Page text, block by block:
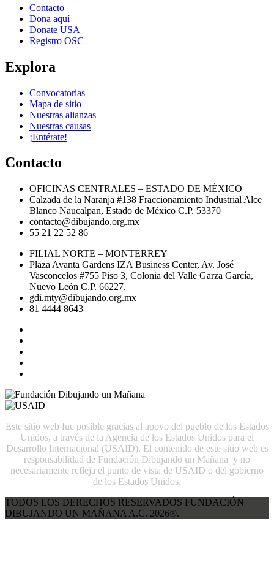
Contacto
Dona aquí
Donate USA
Registro OSC
Explora
Convocatorias
Mapa de sitio
Nuestras alianzas
Nuestras causas
¡Entérate!
Contacto
OFICINAS CENTRALES – ESTADO DE MÉXICO
Calzada de la Naranja #138 Fraccionamiento Industrial Alce
Blanco Naucalpan, Estado de México C.P. 53370
contacto@dibujando.org.mx
55 21 22 52 86
FILIAL NORTE – MONTERREY
Plaza Avanta Gardens IZA Business Center, Av. José
Vasconcelos #755 Piso 3, Colonia del Valle Garza García,
Nuevo León C.P. 66227.
gdi.mty@dibujando.org.mx
81 4444 8643
Este sitio web fue posible gracias al apoyo del pueblo de los Estados
Unidos, a través de la Agencia de los Estados Unidos para el
Desarrollo Internacional (USAID). El contenido de este sitio web es
responsabilidad de Fundación Dibujando un Mañana y no
necesariamente refleja el punto de vista de USAID o del gobierno
de los Estados Unidos.
TODOS LOS DERECHOS RESERVADOS FUNDACIÓN
DIBUJANDO UN MAÑANA A.C. 2026®.